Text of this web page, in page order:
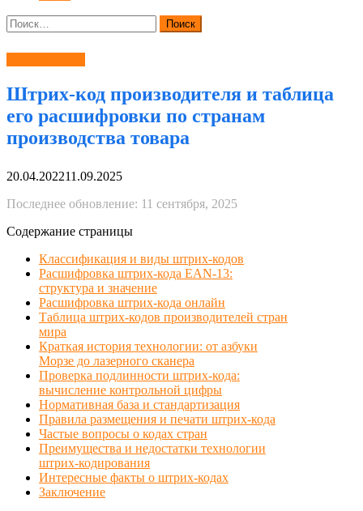
Найти:
Штрих-код производителя и таблица
его расшифровки по странам
производства товара
20.04.202211.09.2025
Последнее обновление: 11 сентября, 2025
Содержание страницы
Классификация и виды штрих-кодов
Расшифровка штрих-кода EAN-13:
структура и значение
Расшифровка штрих-кода онлайн
Таблица штрих-кодов производителей стран
мира
Краткая история технологии: от азбуки
Морзе до лазерного сканера
Проверка подлинности штрих-кода:
вычисление контрольной цифры
Нормативная база и стандартизация
Правила размещения и печати штрих-кода
Частые вопросы о кодах стран
Преимущества и недостатки технологии
штрих-кодирования
Интересные факты о штрих-кодах
Заключение